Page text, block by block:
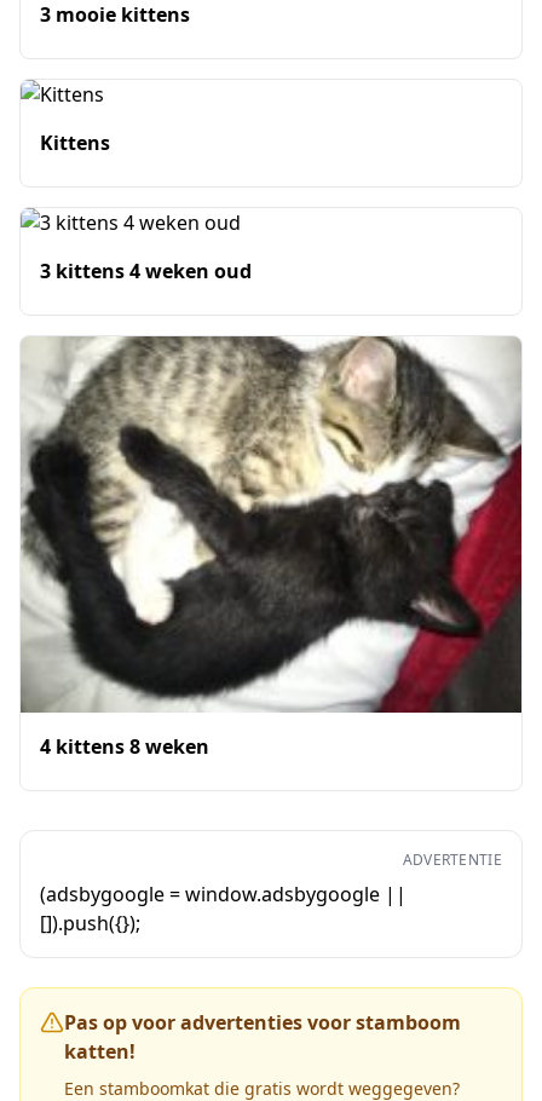
3 mooie kittens
Kittens
3 kittens 4 weken oud
4 kittens 8 weken
ADVERTENTIE
(adsbygoogle = window.adsbygoogle ||
[]).push({});
Pas op voor advertenties voor stamboom
katten!
Een stamboomkat die gratis wordt weggegeven?